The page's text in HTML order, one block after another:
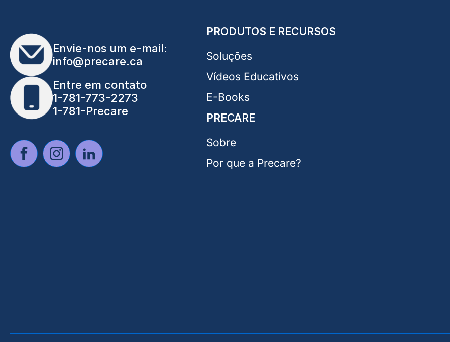
Envie-nos um e-mail:
info@precare.ca
Entre em contato
1-781-773-2273
1-781-Precare
PRODUTOS E RECURSOS
Soluções
Vídeos Educativos
E-Books
PRECARE
Sobre
Por que a Precare?